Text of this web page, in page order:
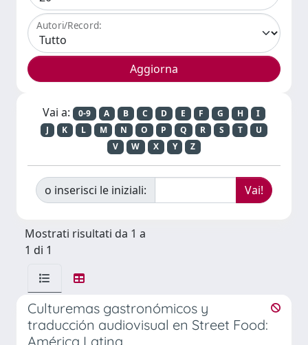
Autori/Record:
Vai a: 0-9 A B C D E F G H
I
J
K L M N O P Q R S T
U
V
W X Y Z
o inserisci le iniziali:
Mostrati risultati da 1 a
1 di 1
Culturemas gastronómicos y
traducción audiovisual en Street Food:
América Latina